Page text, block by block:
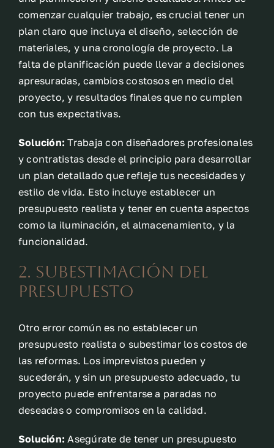
comenzar cualquier trabajo, es crucial tener un
plan claro que incluya el diseño, selección de
materiales, y una cronología de proyecto. La
falta de planificación puede llevar a decisiones
apresuradas, cambios costosos en medio del
proyecto, y resultados finales que no cumplen
con tus expectativas.
Solución: Trabaja con diseñadores profesionales
y contratistas desde el principio para desarrollar
un plan detallado que refleje tus necesidades y
estilo de vida. Esto incluye establecer un
presupuesto realista y tener en cuenta aspectos
como la iluminación, el almacenamiento, y la
funcionalidad.
2. Subestimación del
Presupuesto
Otro error común es no establecer un
presupuesto realista o subestimar los costos de
las reformas. Los imprevistos pueden y
sucederán, y sin un presupuesto adecuado, tu
proyecto puede enfrentarse a paradas no
deseadas o compromisos en la calidad.
Solución: Asegúrate de tener un presupuesto